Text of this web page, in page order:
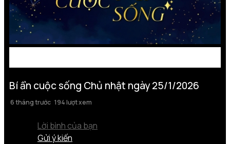
Bí ẩn cuộc sống Chủ nhật ngày 25/1/2026
6 tháng trước 194 lượt xem
Lời bình của bạn
Gửi ý kiến